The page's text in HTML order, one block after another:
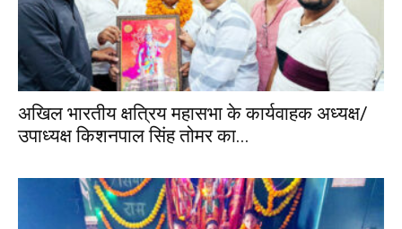
अखिल भारतीय क्षत्रिय महासभा के कार्यवाहक अध्यक्ष/
उपाध्यक्ष किशनपाल सिंह तोमर का...